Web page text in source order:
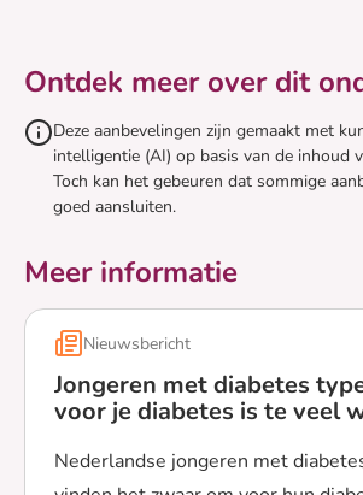
Ontdek meer over dit
Deze aanbevelingen zijn gemaakt met
intelligentie (AI) op basis van de inhoud
Toch kan het gebeuren dat sommige
goed aansluiten.
Meer informatie
Nieuwsbericht
Jongeren met diabetes
voor je diabetes is te veel
Nederlandse jongeren met